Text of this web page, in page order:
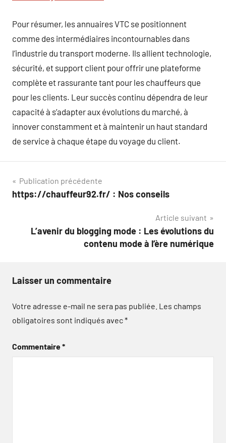
Pour résumer, les annuaires VTC se positionnent
comme des intermédiaires incontournables dans
l’industrie du transport moderne. Ils allient technologie,
sécurité, et support client pour offrir une plateforme
complète et rassurante tant pour les chauffeurs que
pour les clients. Leur succès continu dépendra de leur
capacité à s’adapter aux évolutions du marché, à
innover constamment et à maintenir un haut standard
de service à chaque étape du voyage du client.
Navigation
de
Publication précédente
https://chauffeur92.fr/ : Nos conseils
Article suivant
L’avenir du blogging mode : Les évolutions du
contenu mode à l’ère numérique
Laisser un commentaire
Votre adresse e-mail ne sera pas publiée. Les champs
obligatoires sont indiqués avec*
Commentaire*